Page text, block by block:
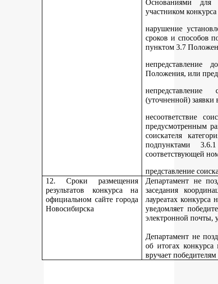
Основаниями для
участником
нарушение
сроков и способов
пунктом 3.7
непредставление
Положения, или
непредставление
(уточненной) заявки
несоответствие
предусмотренным
соискателя
подпунктами 3.6.1
соответствующей
представление
12. Сроки размещения
результатов конкурса на
официальном сайте города
Новосибирска
Департамент не
заседания
лауреатах
уведомляет
электронной почты,
Департамент не
об итогах
вручает